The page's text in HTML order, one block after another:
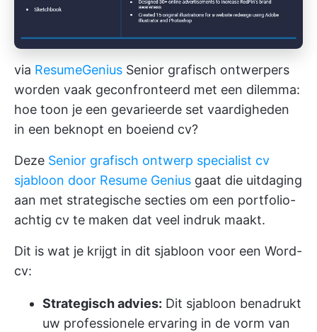
via ResumeGenius Senior grafisch ontwerpers
worden vaak geconfronteerd met een dilemma:
hoe toon je een gevarieerde set vaardigheden
in een beknopt en boeiend cv?
Deze Senior grafisch ontwerp specialist cv
sjabloon door Resume Genius gaat die uitdaging
aan met strategische secties om een portfolio-
achtig cv te maken dat veel indruk maakt.
Dit is wat je krijgt in dit sjabloon voor een Word-
cv:
Strategisch advies: Dit sjabloon benadrukt
uw professionele ervaring in de vorm van